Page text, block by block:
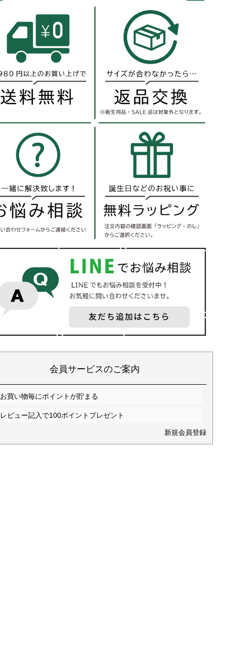
会員サービスのご案内
お買い物毎にポイントが貯まる
レビュー記入で100ポイントプレゼント
新規会員登録